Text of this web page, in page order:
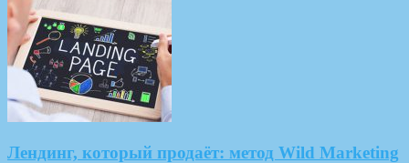
Лендинг, который продаёт: метод Wild Marketing